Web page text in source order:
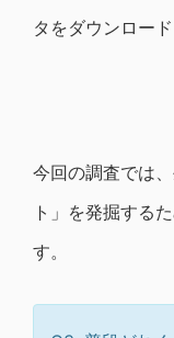
タをダウンロー
今回の調査では
ト」を発掘する
す。